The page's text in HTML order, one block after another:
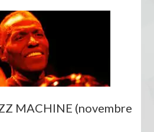
MACHINE (novembre